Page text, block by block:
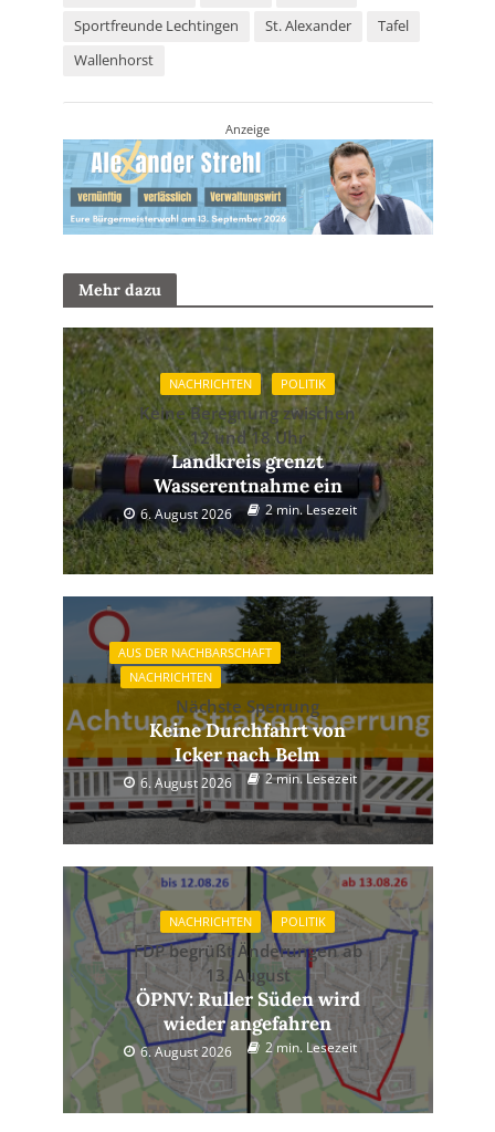
Sportfreunde Lechtingen
St. Alexander
Tafel
Wallenhorst
Anzeige
Mehr dazu
NACHRICHTEN POLITIK
Keine Beregnung zwischen
12 und 18 Uhr
Landkreis grenzt
Wasserentnahme ein
6. August 2026 2 min. Lesezeit
AUS DER NACHBARSCHAFT
NACHRICHTEN
Nächste Sperrung
Keine Durchfahrt von
Icker nach Belm
6. August 2026 2 min. Lesezeit
NACHRICHTEN POLITIK
FDP begrüßt Änderungen ab
13. August
ÖPNV: Ruller Süden wird
wieder angefahren
6. August 2026 2 min. Lesezeit